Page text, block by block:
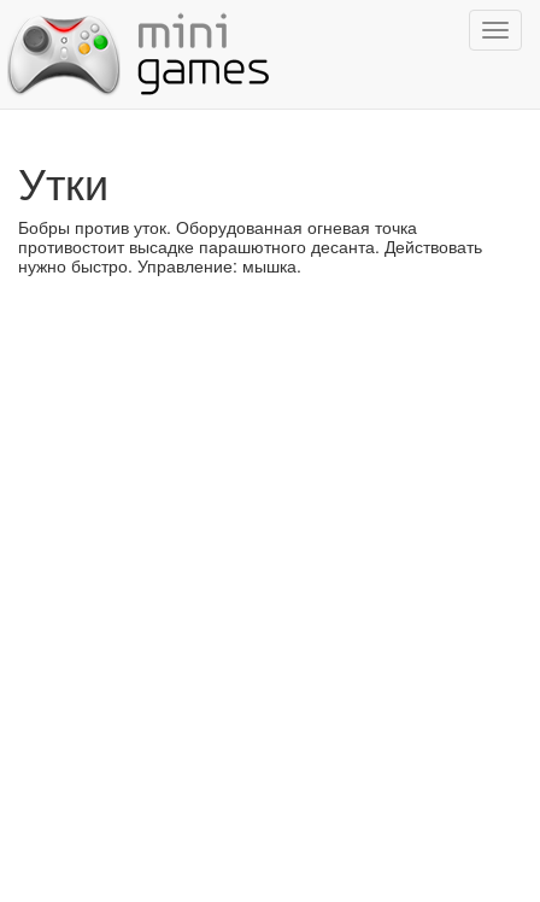
Утки
Бобры против уток. Оборудованная огневая точка
противостоит высадке парашютного десанта. Действовать
нужно быстро. Управление: мышка.